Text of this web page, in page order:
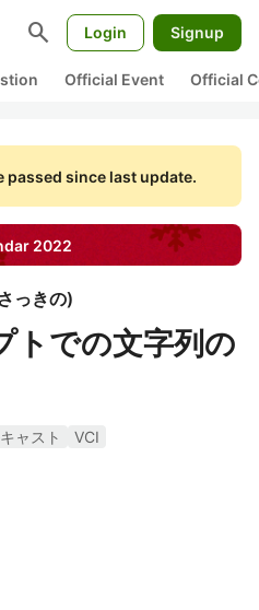
search Login Signup
Official Event Official
passed since last update.
2022
っきの)
トでの文字列の
ャスト
VCI